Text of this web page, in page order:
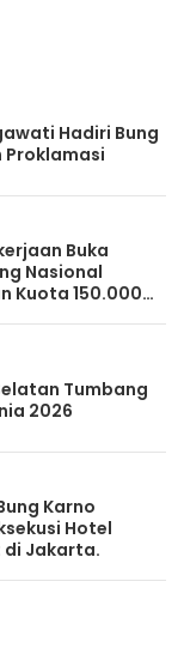
Hadiri Bung
Proklamasi
Buka
Nasional
Kuota 150.000
Tumbang
2026
Karno
Hotel
di Jakarta.